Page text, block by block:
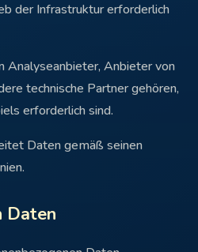
der Infrastruktur erforderlich
Analyseanbieter, Anbieter von
technische Partner gehören,
erforderlich sind.
Daten gemäß seinen
Daten